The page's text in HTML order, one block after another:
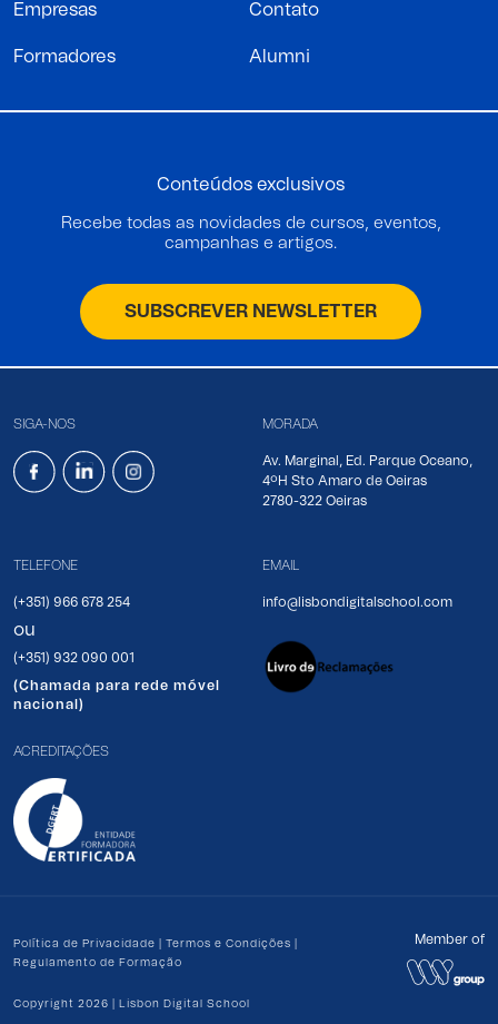
Empresas Contato
Formadores Alumni
Conteúdos exclusivos
Recebe todas as novidades de cursos, eventos,
campanhas e artigos.
SUBSCREVER NEWSLETTER
SIGA-NOS MORADA
Av. Marginal, Ed. Parque Oceano,
4ºH Sto Amaro de Oeiras
2780-322 Oeiras
TELEFONE
(+351) 966 678 254
ou
(+351) 932 090 001
(Chamada para rede móvel
nacional)
EMAIL
info@lisbondigitalschool.com
ACREDITAÇÕES
Política de Privacidade Termos e Condições
Regulamento de Formação
Copyright 2026 | Lisbon Digital School
Member of